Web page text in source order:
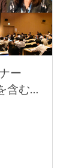
ー
含む統
業界